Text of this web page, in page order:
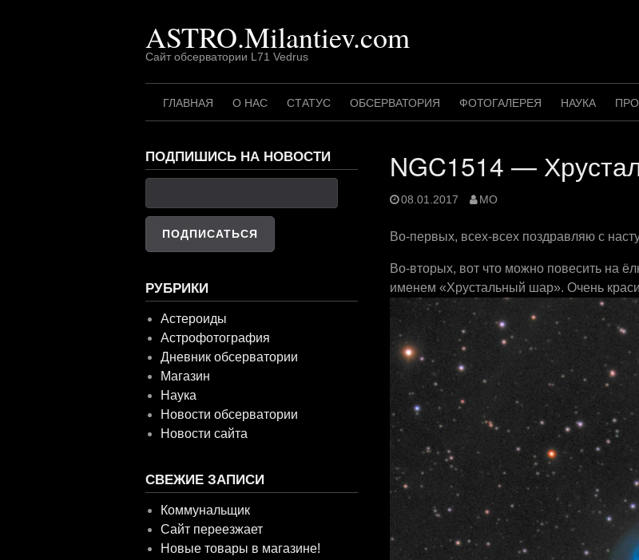
ASTRO.Milantiev.com
Сайт обсерватории L71 Vedrus
ГЛАВНАЯ О НАС СТАТУС ОБСЕРВАТОРИЯ ФОТОГАЛЕРЕЯ НАУКА
NGC1514 —
08.01.2017 MO
Во-первых, всех-всех поздравляю с
Во-вторых, вот что можно повесить на
именем «Хрустальный шар». Очень
ПОДПИШИСЬ НА НОВОСТИ
РУБРИКИ
Астероиды
Астрофотография
Дневник обсерватории
Магазин
Наука
Новости обсерватории
Новости сайта
СВЕЖИЕ ЗАПИСИ
Коммунальщик
Сайт переезжает
Новые товары в магазине!